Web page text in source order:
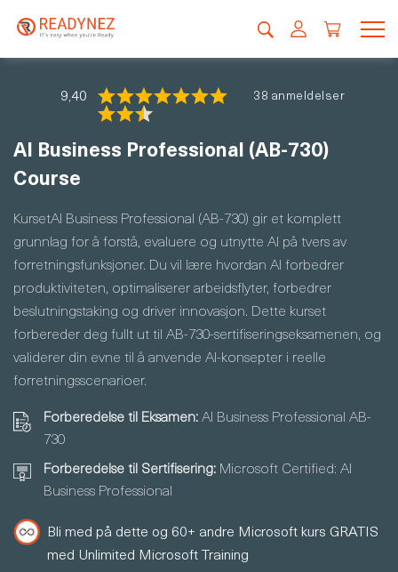
9,40 38 anmeldelser
AI Business Professional (AB-730)
Course
KursetAI Business Professional (AB-730) gir et komplett
grunnlag for å forstå, evaluere og utnytte AI på tvers av
forretningsfunksjoner. Du vil lære hvordan AI forbedrer
produktiviteten, optimaliserer arbeidsflyter, forbedrer
beslutningstaking og driver innovasjon. Dette kurset
forbereder deg fullt ut til AB-730-sertifiseringseksamenen, og
validerer din evne til å anvende AI-konsepter i reelle
forretningsscenarioer.
Forberedelse til Eksamen:AI Business Professional AB-
730
Forberedelse til Sertifisering: Microsoft Certified: AI
Business Professional
Bli med på dette og 60+ andre Microsoft kurs GRATIS
med Unlimited Microsoft Training